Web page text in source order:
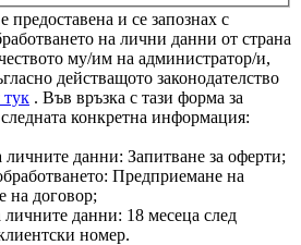
и се запознах с
на лични данни от страна
му/им на администратор/и,
действащото законодателство
тук . Във връзка с тази форма за
следната конкретна информация:
личните данни: Запитване за оферти;
Предприемане на
на договор;
личните данни: 18 месеца след
номер.